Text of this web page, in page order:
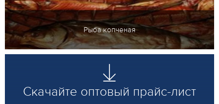
Рыба копченая
Скачайте оптовый прайс-лист